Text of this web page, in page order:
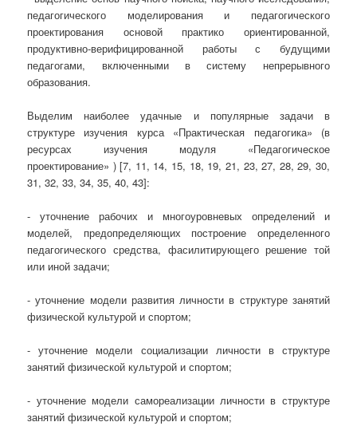
педагогического моделирования и педагогического
проектирования основой практико ориентированной,
продуктивно-верифицированной работы с будущими
педагогами, включенными в систему непрерывного
образования.
Выделим наиболее удачные и популярные задачи в
структуре изучения курса «Практическая педагогика» (в
ресурсах изучения модуля «Педагогическое
проектирование» ) [7, 11, 14, 15, 18, 19, 21, 23, 27, 28, 29, 30,
31, 32, 33, 34, 35, 40, 43]:
- уточнение рабочих и многоуровневых определений и
моделей, предопределяющих построение определенного
педагогического средства, фасилитирующего решение той
или иной задачи;
- уточнение модели развития личности в структуре занятий
физической культурой и спортом;
- уточнение модели социализации личности в структуре
занятий физической культурой и спортом;
- уточнение модели самореализации личности в структуре
занятий физической культурой и спортом;